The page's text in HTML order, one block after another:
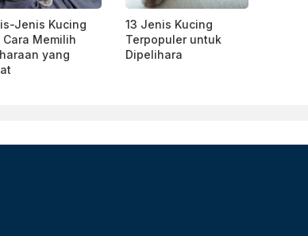
Jenis Kucing
Cara Memilih
yang
13 Jenis Kucing
Terpopuler untuk
Dipelihara